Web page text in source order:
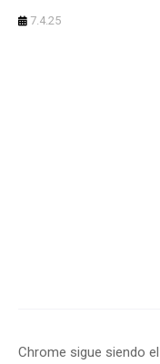
7.4.25
Chrome sigue siendo